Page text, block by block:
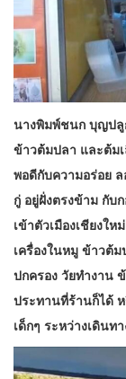
นางพิมพ์ชนก บุญปลู
ข้าวต้มปลา และต้ม
พอดีกับความอร่อย
กู่ อยู่ฝั่งตรงข้าม กั
เข้าตัวเมืองเชียงใ
เครื่องในหมู ข้าวต้
ปกครอง วัยทำงาน
ประทานที่ร้านก็ได้
เด็กๆ ระหว่างเดินท